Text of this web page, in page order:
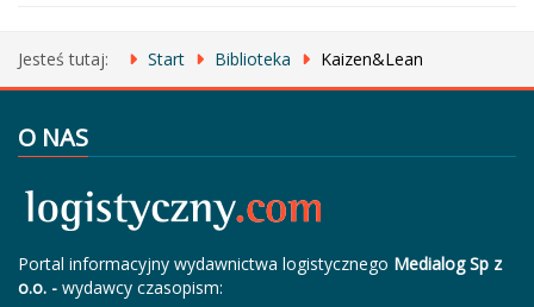
Jesteś tutaj: Start Biblioteka Kaizen&Lean
O NAS
Portal informacyjny wydawnictwa logistycznego Medialog Sp z
o.o. - wydawcy czasopism: